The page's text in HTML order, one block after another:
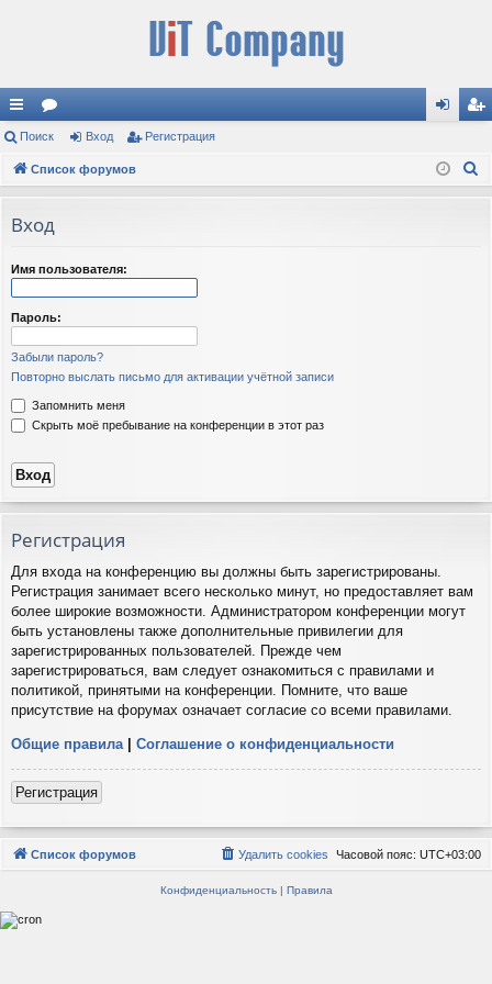
с
ы
и
ор
ум д ис
Поиск Вход Регистрация
Список форумов
Вход
Имя пользователя:
Пароль:
Забыли пароль?
Повторно выслать письмо для активации учётной записи
Запомнить меня
Скрыть моё пребывание на конференции в этот раз
Регистрация
Для входа на конференцию вы должны быть зарегистрированы.
Регистрация занимает всего несколько минут, но предоставляет вам
более широкие возможности. Администратором конференции могут
быть установлены также дополнительные привилегии для
зарегистрированных пользователей. Прежде чем
зарегистрироваться, вам следует ознакомиться с правилами и
политикой, принятыми на конференции. Помните, что ваше
присутствие на форумах означает согласие со всеми правилами.
Общие правила | Соглашение о конфиденциальности
Регистрация
Список форумов Часовой пояс: UTC+03:00
Удалить cookies
Конфиденциальность| Правила